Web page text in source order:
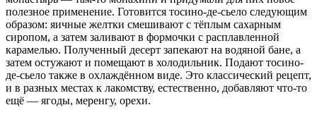
полезное применение. Готовится тосино-де-сьело следующим
образом: яичные желтки смешивают с тёплым сахарным
сиропом, а затем заливают в формочки с расплавленной
карамелью. Полученный десерт запекают на водяной бане, а
затем остужают и помещают в холодильник. Подают тосино-
де-сьело также в охлаждённом виде. Это классический рецепт,
и в разных местах к лакомству, естественно, добавляют что-то
ещё — ягоды, меренгу, орехи.